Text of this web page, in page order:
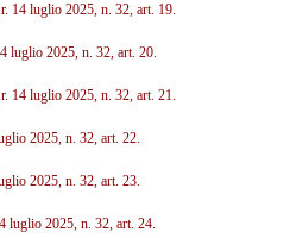
14 luglio 2025, n. 32, art. 19.
luglio 2025, n. 32, art. 20.
14 luglio 2025, n. 32, art. 21.
2025, n. 32, art. 22.
2025, n. 32, art. 23.
luglio 2025, n. 32, art. 24.